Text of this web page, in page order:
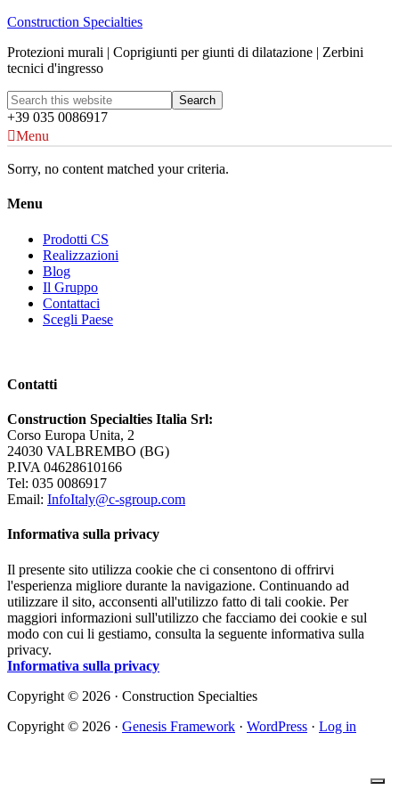
Construction Specialties
Protezioni murali | Coprigiunti per giunti di dilatazione | Zerbini
tecnici d'ingresso
+39 035 0086917
Menu
Sorry, no content matched your criteria.
Menu
Prodotti CS
Realizzazioni
Blog
Il Gruppo
Contattaci
Scegli Paese
Contatti
Construction Specialties Italia Srl:
Corso Europa Unita, 2
24030 VALBREMBO (BG)
P.IVA 04628610166
Tel: 035 0086917
Email: InfoItaly@c-sgroup.com
Informativa sulla privacy
Il presente sito utilizza cookie che ci consentono di offrirvi
l'esperienza migliore durante la navigazione. Continuando ad
utilizzare il sito, acconsenti all'utilizzo fatto di tali cookie. Per
maggiori informazioni sull'utilizzo che facciamo dei cookie e sul
modo con cui li gestiamo, consulta la seguente informativa sulla
privacy.
Informativa sulla privacy
Copyright © 2026 · Construction Specialties
Copyright © 2026 · Genesis Framework · WordPress · Log in